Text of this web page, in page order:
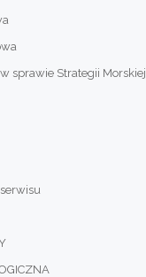
sprawie Strategii Morskiej